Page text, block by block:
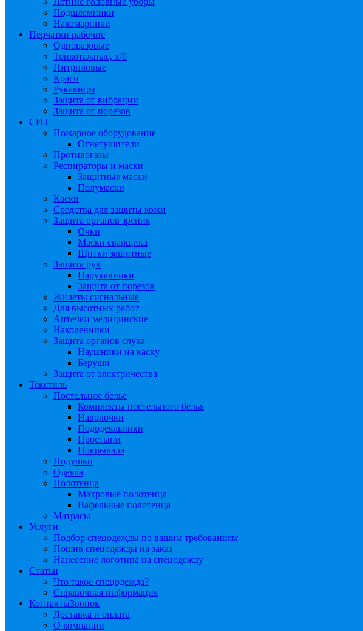
Подшлемники
Накомарники
Перчатки рабочие
Одноразовые
Трикотажные, х/б
Нитриловые
Краги
Рукавицы
Защита от вибрации
Защита от порезов
СИЗ
Пожарное оборудование
Огнетушители
Противогазы
Респираторы и маски
Защитные маски
Полумаски
Каски
Средства для защиты кожи
Защита органов зрения
Очки
Маски сварщика
Щитки защитные
Защита рук
Нарукавники
Защита от порезов
Жилеты сигнальные
Для высотных работ
Аптечки медицинские
Наколенники
Защита органов слуха
Наушники на каску
Беруши
Защита от электричества
Текстиль
Постельное белье
Комплекты постельного белья
Наволочки
Пододеяльники
Простыни
Покрывала
Подушки
Одеяла
Полотенца
Махровые полотенца
Вафельные полотенца
Матрасы
Услуги
Подбор спецодежды по вашим требованиям
Пошив спецодежды на заказ
Нанесение логотипа на спецодежду
Статьи
Что такое спецодежда?
Справочная информация
КонтактыЗвонок
Доставка и оплата
О компании